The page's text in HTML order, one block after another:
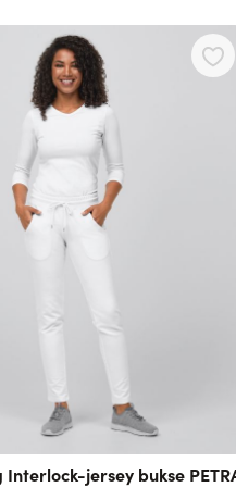
the tab key. You can
Interlock-jersey bukse